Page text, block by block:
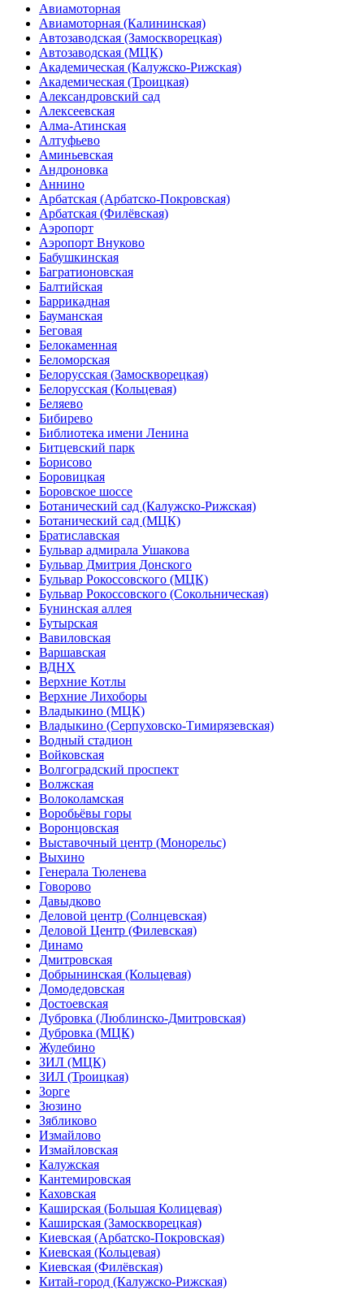
Авиамоторная
Авиамоторная (Калининская)
Автозаводская (Замоскворецкая)
Автозаводская (МЦК)
Академическая (Калужско-Рижская)
Академическая (Троицкая)
Александровский сад
Алексеевская
Алма-Атинская
Алтуфьево
Аминьевская
Андроновка
Аннино
Арбатская (Арбатско-Покровская)
Арбатская (Филёвская)
Аэропорт
Аэропорт Внуково
Бабушкинская
Багратионовская
Балтийская
Баррикадная
Бауманская
Беговая
Белокаменная
Беломорская
Белорусская (Замоскворецкая)
Белорусская (Кольцевая)
Беляево
Бибирево
Библиотека имени Ленина
Битцевский парк
Борисово
Боровицкая
Боровское шоссе
Ботанический сад (Калужско-Рижская)
Ботанический сад (МЦК)
Братиславская
Бульвар адмирала Ушакова
Бульвар Дмитрия Донского
Бульвар Рокоссовского (МЦК)
Бульвар Рокоссовского (Сокольническая)
Бунинская аллея
Бутырская
Вавиловская
Варшавская
ВДНХ
Верхние Котлы
Верхние Лихоборы
Владыкино (МЦК)
Владыкино (Серпуховско-Тимирязевская)
Водный стадион
Войковская
Волгоградский проспект
Волжская
Волоколамская
Воробьёвы горы
Воронцовская
Выставочный центр (Монорельс)
Выхино
Генерала Тюленева
Говорово
Давыдково
Деловой центр (Солнцевская)
Деловой Центр (Филевская)
Динамо
Дмитровская
Добрынинская (Кольцевая)
Домодедовская
Достоевская
Дубровка (Люблинско-Дмитровская)
Дубровка (МЦК)
Жулебино
ЗИЛ (МЦК)
ЗИЛ (Троицкая)
Зорге
Зюзино
Зябликово
Измайлово
Измайловская
Калужская
Кантемировская
Каховская
Каширская (Большая Колицевая)
Каширская (Замоскворецкая)
Киевская (Арбатско-Покровская)
Киевская (Кольцевая)
Киевская (Филёвская)
Китай-город (Калужско-Рижская)